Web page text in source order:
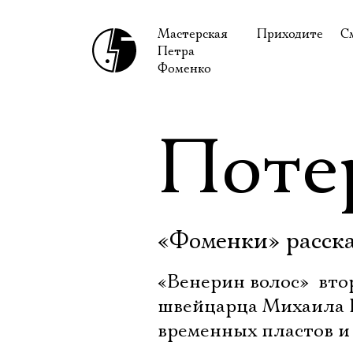
Мастерская
Петра
Фоменко
Приходите
Правила
Как добраться
«Фоменки»
«Венерин волос» 
швейцарца Михаила
временных пластов